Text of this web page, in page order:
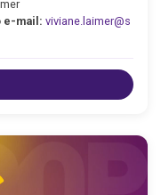
e-mail: viviane.laimer@s